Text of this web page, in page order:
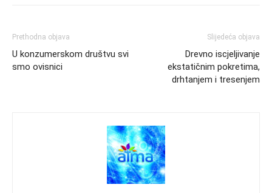
Prethodna objava
U konzumerskom društvu svi
smo ovisnici
Slijedeća objava
Drevno iscjeljivanje
ekstatičnim pokretima,
drhtanjem i tresenjem